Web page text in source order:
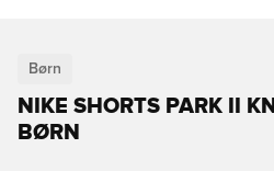
Børn
NIKE SHORTS PARK II
BØRN